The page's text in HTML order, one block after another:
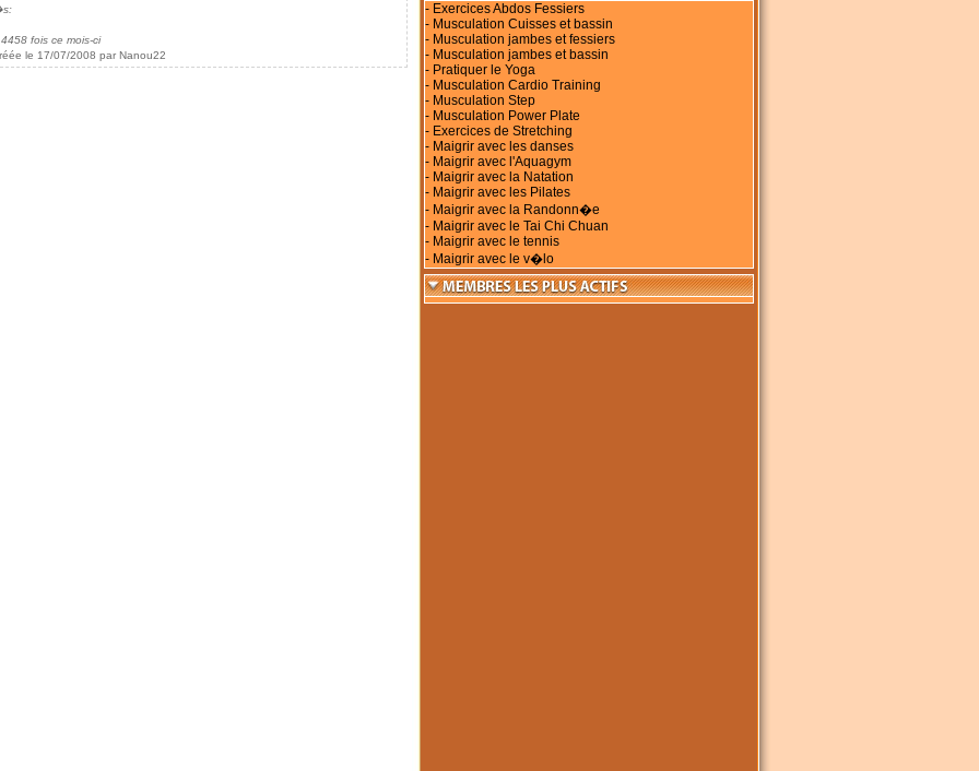
fois ce mois-ci
le 17/07/2008 par Nanou22
- Exercices Abdos Fessiers
- Musculation Cuisses et bassin
- Musculation jambes et fessiers
- Musculation jambes et bassin
- Pratiquer le Yoga
- Musculation Cardio Training
- Musculation Step
- Musculation Power Plate
- Exercices de Stretching
- Maigrir avec les danses
- Maigrir avec l'Aquagym
- Maigrir avec la Natation
- Maigrir avec les Pilates
- Maigrir avec la Randonn�e
- Maigrir avec le Tai Chi Chuan
- Maigrir avec le tennis
- Maigrir avec le v�lo